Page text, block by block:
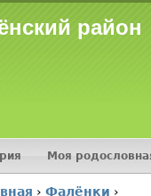
район
› Фалёнки ›
Моя